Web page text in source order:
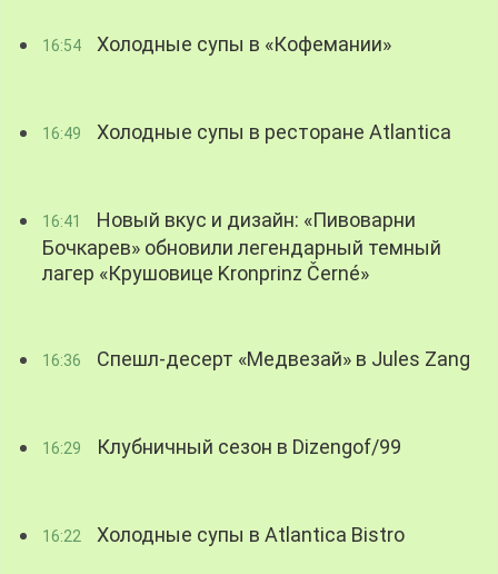
16:54 Холодные супы в «Кофемании»
16:49 Холодные супы в ресторане Atlantica
16:41
Новый вкус и дизайн: «Пивоварни
Бочкарев» обновили легендарный темный
лагер «Крушовице Kronprinz Černé»
16:36 Спешл-десерт «Медвезай» в Jules Zang
16:29 Клубничный сезон в Dizengof/99
16:22 Холодные супы в Atlantica Bistro